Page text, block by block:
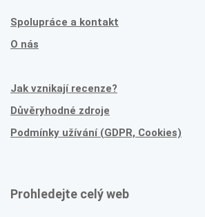
Spolupráce a kontakt
O nás
Jak vznikají recenze?
Důvěryhodné zdroje
Podmínky užívání (GDPR, Cookies)
Prohledejte celý web